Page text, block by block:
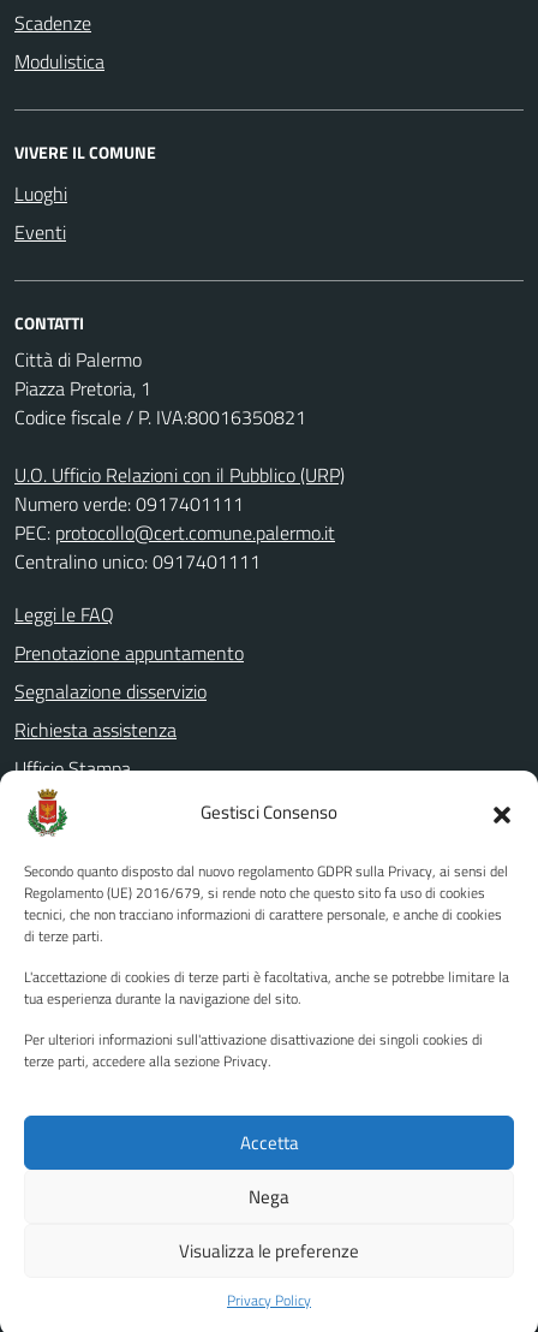
Gestisci Consenso
Secondo quanto disposto dal nuovo regolamento GDPR sulla Privacy, ai sensi del
Regolamento (UE) 2016/679, si rende noto che questo sito fa uso di cookies
tecnici, che non tracciano informazioni di carattere personale, e anche di cookies
di terze parti.
L'accettazione di cookies di terze parti è facoltativa, anche se potrebbe limitare la
tua esperienza durante la navigazione del sito.
Per ulteriori informazioni sull'attivazione disattivazione dei singoli cookies di
terze parti, accedere alla sezione Privacy.
Accetta
Nega
Visualizza le preferenze
Privacy Policy
Scadenze
Modulistica
VIVERE IL COMUNE
Luoghi
Eventi
CONTATTI
Città di Palermo
Piazza Pretoria, 1
Codice fiscale / P. IVA:80016350821
U.O. Ufficio Relazioni con il Pubblico (URP)
Numero verde: 0917401111
PEC: protocollo@cert.comune.palermo.it
Centralino unico: 0917401111
Leggi le FAQ
Prenotazione appuntamento
Segnalazione disservizio
Richiesta assistenza
Ufficio Stampa
Amministrazione Trasparente
Albo pretorio
Informativa privacy
Note legali
Piano di miglioramento del sito
Instagram